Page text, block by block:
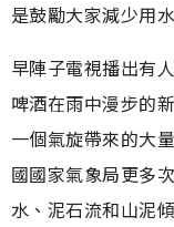
是鼓勵大家減少用
早陣子電視播出有
啤酒在雨中漫步的
一個氣旋帶來的大
國國家氣象局更多
水、泥石流和山泥